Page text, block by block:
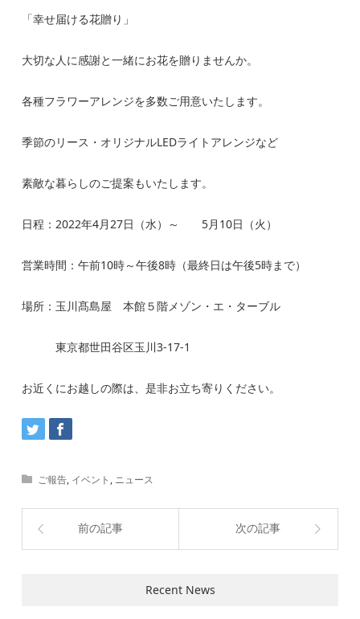
「幸せ届ける花贈り」
大切な人に感謝と一緒にお花を贈りませんか。
各種フラワーアレンジを多数ご用意いたします。
季節のリース・オリジナルLEDライトアレンジなど
素敵な暮らしのご提案もいたします。
日程：2022年4月27日（水）～ 5月10日（火）
営業時間：午前10時～午後8時（最終日は午後5時まで）
場所：玉川髙島屋 本館５階メゾン・エ・ターブル
東京都世田谷区玉川3-17-1
お近くにお越しの際は、是非お立ち寄りください。
ご報告, イベント , ニュース
前の記事 次の記事
Recent News